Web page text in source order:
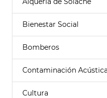
Bienestar Social
Bomberos
Contaminación Acústica
Cultura